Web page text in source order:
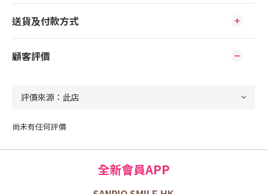
送貨及付款方式
顧客評價
尚未有任何評價
全新會員APP